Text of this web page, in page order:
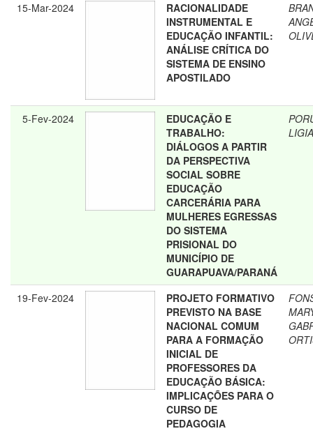
15-Mar-2024
RACIONALIDADE
INSTRUMENTAL E
EDUCAÇÃO INFANTIL:
ANÁLISE CRÍTICA DO
SISTEMA DE ENSINO
APOSTILADO
5-Fev-2024
EDUCAÇÃO E
TRABALHO:
DIÁLOGOS A PARTIR
DA PERSPECTIVA
SOCIAL SOBRE
EDUCAÇÃO
CARCERÁRIA PARA
MULHERES EGRESSAS
DO SISTEMA
PRISIONAL DO
MUNICÍPIO DE
GUARAPUAVA/PARANÁ
19-Fev-2024
PROJETO FORMATIVO
PREVISTO NA BASE
NACIONAL COMUM
PARA A FORMAÇÃO
INICIAL DE
PROFESSORES DA
EDUCAÇÃO BÁSICA:
IMPLICAÇÕES PARA O
CURSO DE
PEDAGOGIA